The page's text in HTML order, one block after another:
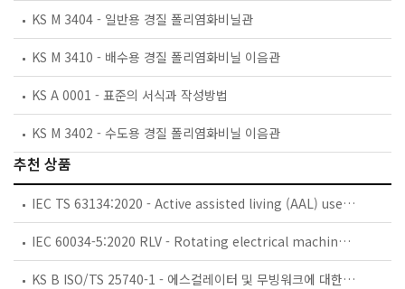
KS M 3404 - 일반용 경질 폴리염화비닐관
KS M 3410 - 배수용 경질 폴리염화비닐 이음관
KS A 0001 - 표준의 서식과 작성방법
KS M 3402 - 수도용 경질 폴리염화비닐 이음관
추천 상품
IEC TS 63134:2020 - Active assisted living (AAL) use cases
IEC 60034-5:2020 RLV - Rotating electrical machines - Part 5: Degrees of protection provided by the integral design of rotating electrical machines (IP code) - Classification
KS B ISO/TS 25740-1 - 에스컬레이터 및 무빙워크에 대한 안전요건 — 제1부: 세계공통 필수 안전요건(GESRs)